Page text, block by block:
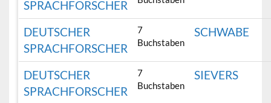
SPRACHFORSCHER
DEUTSCHER
SPRACHFORSCHER
7
Buchstaben
SCHWABE
DEUTSCHER
SPRACHFORSCHER
7
Buchstaben
SIEVERS